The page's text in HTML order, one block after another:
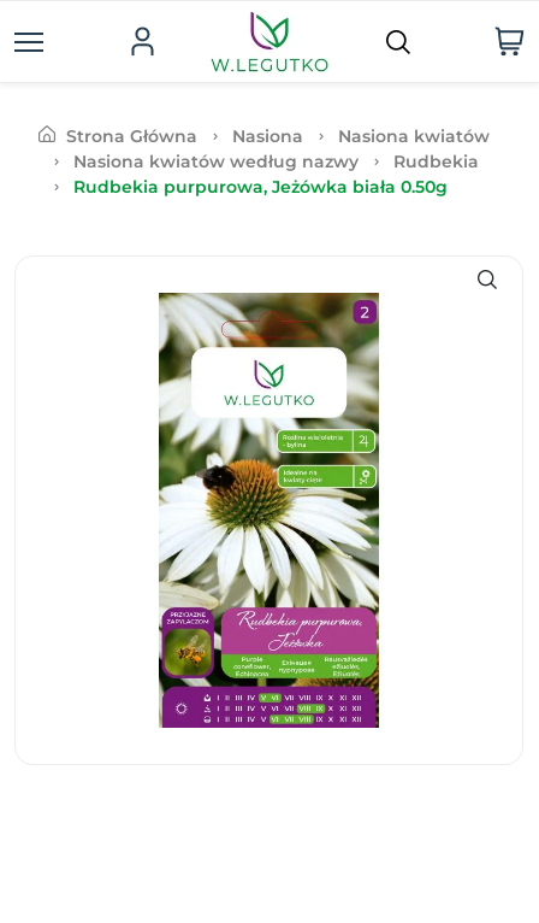
Strona Główna Nasiona
Nasiona kwiatów
Nasiona kwiatów według nazwy
Rudbekia
Rudbekia purpurowa, Jeżówka biała 0.50g